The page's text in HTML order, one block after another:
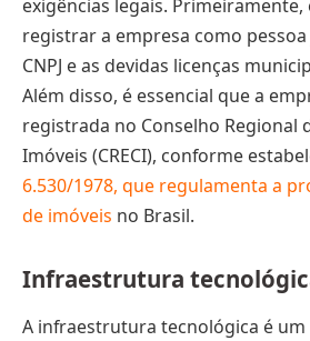
exigências legais. Primeiramente,
registrar a empresa como
CNPJ e as devidas licenças
Além disso, é essencial que a
registrada no Conselho Regional
Imóveis (CRECI), conforme
6.530/1978, que regulamenta a
de imóveis no Brasil.
Infraestrutura
A infraestrutura tecnológica é um